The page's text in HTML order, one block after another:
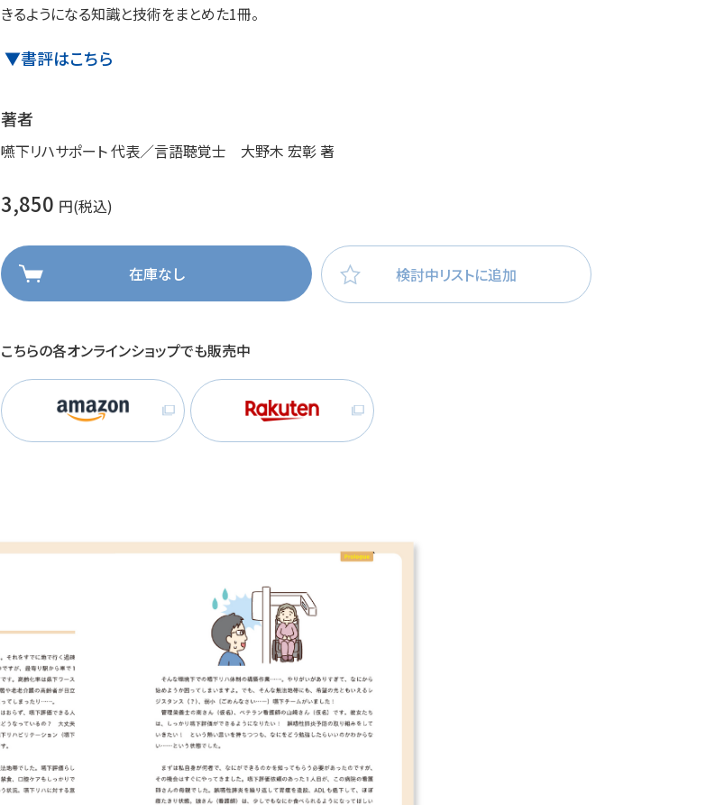
栄養
産業保健
きるようになる知識と技術をまとめた1冊。
▼書評はこちら
著者
嚥下リハサポート 代表／言語聴覚士 大野木 宏彰 著
3,850 円(税込)
在庫なし 検討中リストに追加
こちらの各オンラインショップでも販売中